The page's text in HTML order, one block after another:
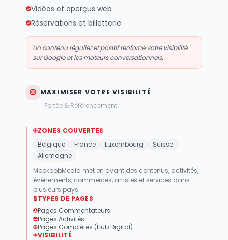
Vidéos et aperçus web
Réservations et billetterie
Un contenu régulier et positif renforce votre visibilité
sur Google et les moteurs conversationnels.
MAXIMISER VOTRE VISIBILITÉ
Portée & Référencement
ZONES COUVERTES
Belgique
France Luxembourg
Suisse
Allemagne
MookoobMedia met en avant des contenus, activités,
événements, commerces, artistes et services dans
plusieurs pays.
TYPES DE PAGES
Pages Commentateurs
Pages Activités
Pages Complètes (Hub Digital)
VISIBILITÉ